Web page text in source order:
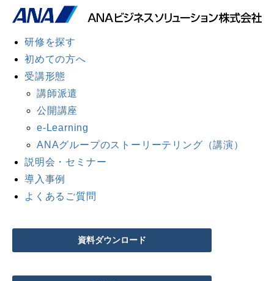
研修を探す
初めての方へ
受講形態
講師派遣
公開講座
e-Learning
ANAグループのストーリーテリング（講演）
説明会・セミナー
導入事例
よくあるご質問
資料ダウンロード